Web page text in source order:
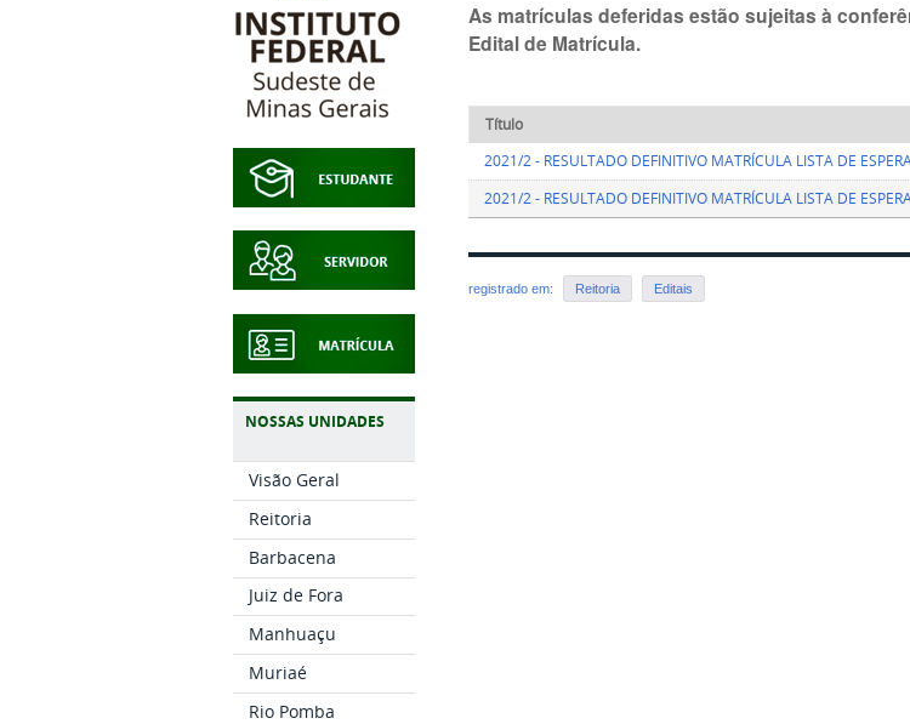
NOSSAS UNIDADES
Visão Geral
Reitoria
Barbacena
Juiz de Fora
Manhuaçu
Muriaé
Rio Pomba
As matrículas deferidas estão sujeitas à
Edital de Matrícula.
Título
2021/2 - RESULTADO DEFINITIVO MATRÍCULA LISTA DE
2021/2 - RESULTADO DEFINITIVO MATRÍCULA LISTA DE
registrado em: Reitoria Editais